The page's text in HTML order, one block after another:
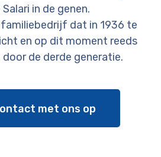
in de genen.
familiebedrijf dat in 1936 te
en op dit moment reeds
de derde generatie.
met ons op